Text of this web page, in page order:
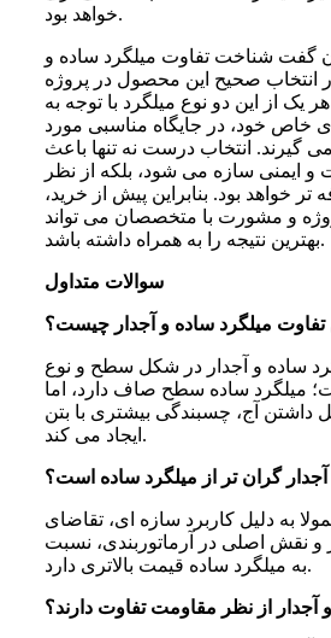
خواهد بود.
گفت شناخت تفاوت میلگرد ساده و
انتخاب صحیح این محصول در پروژه‌
یک از این دو نوع میلگرد با توجه به
خاص خود، در جایگاه مناسبی مورد
می‌ گیرند. انتخاب درست نه تنها باعث
و ایمنی سازه می‌ شود، بلکه از نظر
تر خواهد بود. بنابراین پیش از خرید،
و مشورت با متخصصان می‌ تواند
بهترین نتیجه را به همراه داشته باشد.
سوالات متداول
تفاوت میلگرد ساده و آجدار چیست؟
ساده و آجدار در شکل سطح و نوع
میلگرد ساده سطح صاف دارد، اما
داشتن آج، چسبندگی بیشتری با بتن
ایجاد می کند.
آجدار گران‌ تر از میلگرد ساده است؟
به دلیل کاربرد سازه ای، تقاضای
و نقش اصلی در آرماتوربندی، نسبت
به میلگرد ساده قیمت بالاتری دارد.
و آجدار از نظر مقاومت تفاوت دارند؟